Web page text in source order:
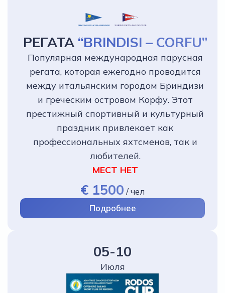
РЕГАТА “BRINDISI – CORFU”
Популярная международная парусная
регата, которая ежегодно проводится
между итальянским городом Бриндизи
и греческим островом Корфу. Этот
престижный спортивный и культурный
праздник привлекает как
профессиональных яхтсменов, так и
любителей.
МЕСТ НЕТ
€ 1500 /чел
Подробнее
05-10
Июля